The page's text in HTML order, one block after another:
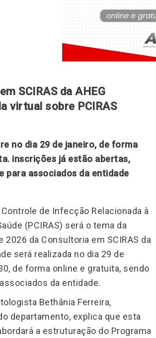
SCIRAS da AHEG
virtual sobre PCIRAS
no dia 29 de janeiro, de forma
inscrições já estão abertas,
para associados da entidade
Controle de Infecção Relacionada à
(PCIRAS) será o tema da
2026 da Consultoria em SCIRAS da
será realizada no dia 29 de
de forma online e gratuita, sendo
da entidade.
Bethânia Ferreira,
departamento, explica que esta
a estruturação do Programa